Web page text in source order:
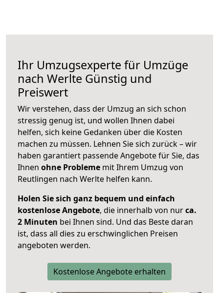
Ihr Umzugsexperte für Umzüge
nach Werlte Günstig und
Preiswert
Wir verstehen, dass der Umzug an sich schon
stressig genug ist, und wollen Ihnen dabei
helfen, sich keine Gedanken über die Kosten
machen zu müssen. Lehnen Sie sich zurück – wir
haben garantiert passende Angebote für Sie, das
Ihnen ohne Probleme mit Ihrem Umzug von
Reutlingen nach Werlte helfen kann.
Holen Sie sich ganz bequem und einfach
kostenlose Angebote, die innerhalb von nurca.
2 Minuten bei Ihnen sind. Und das Beste daran
ist, dass all dies zu erschwinglichen Preisen
angeboten werden.
Kostenlose Angebote erhalten